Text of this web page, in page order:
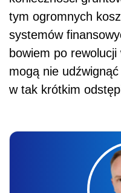
tym ogromnych
systemów
bowiem po
mogą nie
w tak krótkim